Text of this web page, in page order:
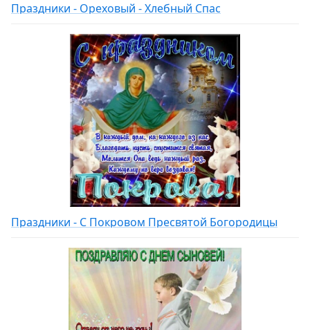
Праздники - Ореховый - Хлебный Спас
Праздники - С Покровом Пресвятой Богородицы